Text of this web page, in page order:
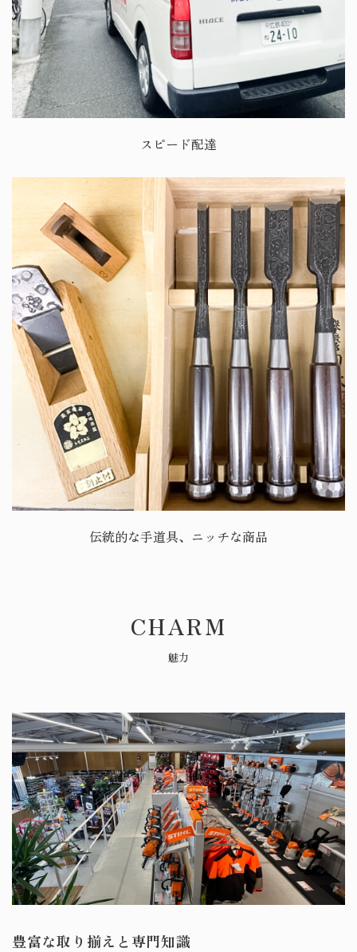
スピード配達
伝統的な手道具、ニッチな商品
CHARM
魅力
豊富な取り揃えと専門知識